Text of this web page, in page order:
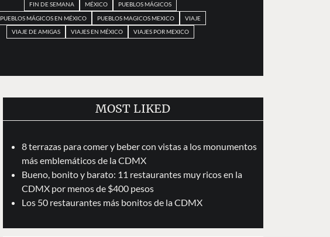
FIN DE SEMANA MÉXICO
PUEBLOS MÁGICOS
PUEBLOS MÁGICOS EN MÉXICO
PUEBLOS MAGICOS MEXICO
VIAJE
VIAJE DE AMIGAS
VIAJES EN MÉXICO VIAJES POR MEXICO
MOST LIKED
8 terrazas para comer y beber con vistas a los monumentos
más emblemáticos de la CDMX
Bueno, bonito y barato: 11 restaurantes muy ricos en la
CDMX por menos de $400 pesos
Los 50 restaurantes más bonitos de la CDMX